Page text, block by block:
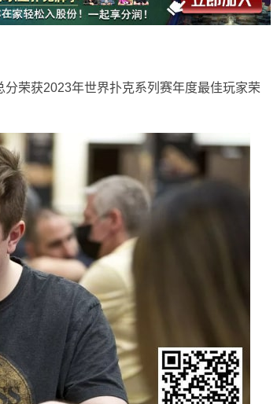
荣获2023年世界扑克系列赛年度最佳玩家荣